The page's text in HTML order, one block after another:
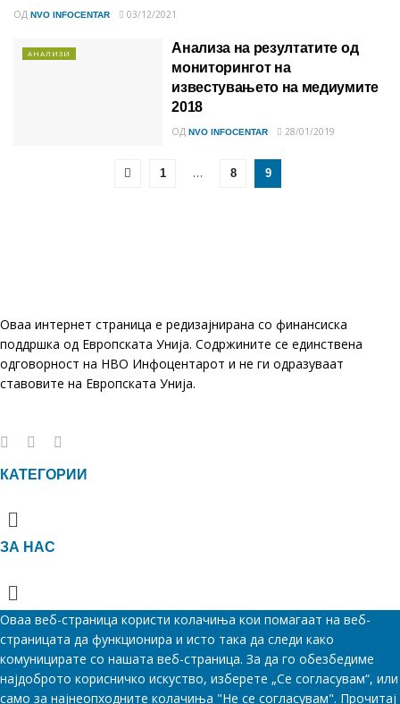
ОД NVO INFOCENTAR 03/12/2021
АНАЛИЗИ
Анализа на резултатите од
мониторингот на
известувањето на медиумите
2018
ОД NVO INFOCENTAR 28/01/2019
1 … 8 9
Оваа интернет страница е редизајнирана со финансиска
поддршка од Европската Унија. Содржините се единствена
одговорност на НВО Инфоцентарот и не ги одразуваат
ставовите на Европската Унија.
КАТЕГОРИИ
Menu
ЗА НАС
Menu
Оваа веб-страница користи колачиња кои помагаат на веб-
страницата да функционира и исто така да следи како
комуницирате со нашата веб-страница. За да го обезбедиме
најдоброто корисничко искуство, изберете „Се согласувам“, или
само за најнеопходните колачиња "Не се согласувам". Прочитај